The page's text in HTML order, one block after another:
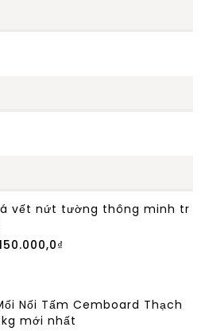
vết nứt tường thông minh tr
₫
Nối Tấm Cemboard Thạch
mới nhất